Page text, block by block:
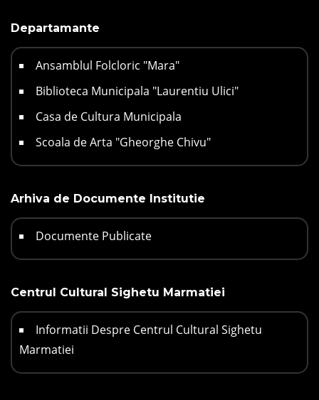
Departamante
Ansamblul Folcloric "Mara"
Biblioteca Municipala "Laurentiu Ulici"
Casa de Cultura Municipala
Scoala de Arta "Gheorghe Chivu"
Arhiva de Documente Institutie
Documente Publicate
Centrul Cultural Sighetu Marmatiei
Informatii Despre Centrul Cultural Sighetu
Marmatiei